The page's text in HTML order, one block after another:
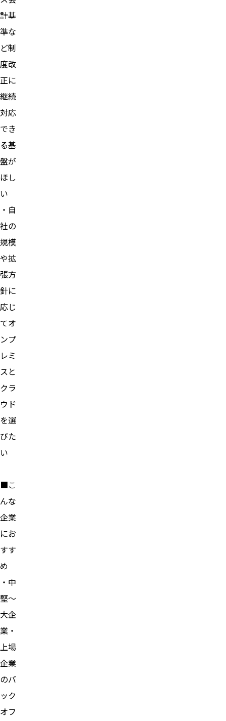
計基
準な
ど制
度改
正に
継続
対応
でき
る基
盤が
ほし
い
・自
社の
規模
や拡
張方
針に
応じ
てオ
ンプ
レミ
スと
クラ
ウド
を選
びた
い
■こ
んな
企業
にお
すす
め
・中
堅〜
大企
業・
上場
企業
のバ
ック
オフ